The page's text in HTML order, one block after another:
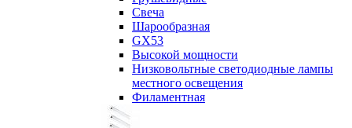
Свеча
Шарообразная
GX53
Высокой мощности
Низковольтные светодиодные лампы
местного освещения
Филаментная